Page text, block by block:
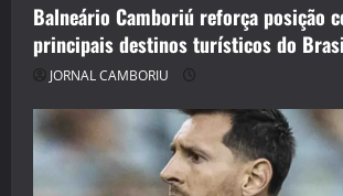
Balneário Camboriú reforça posição
principais destinos turísticos do
JORNAL CAMBORIU